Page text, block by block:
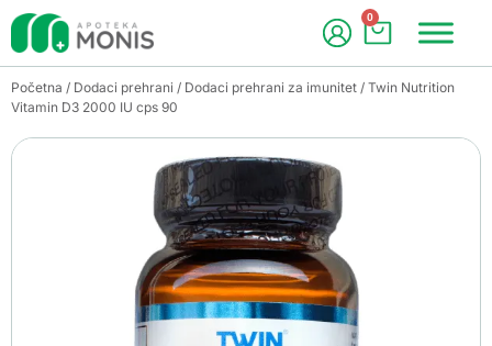
0
Početna / Dodaci prehrani / Dodaci prehrani za imunitet / Twin Nutrition
Vitamin D3 2000 IU cps 90